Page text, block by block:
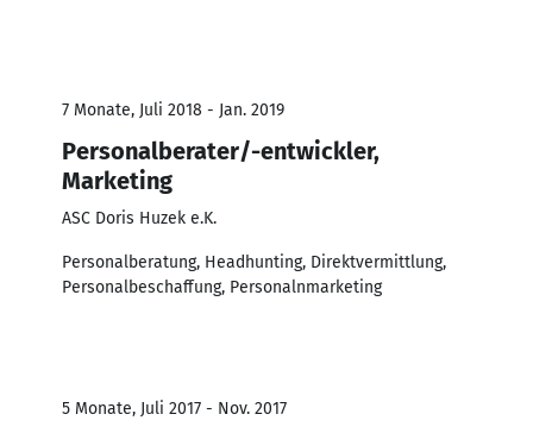
7 Monate, Juli 2018 - Jan. 2019
Personalberater/-entwickler,
Marketing
ASC Doris Huzek e.K.
Personalberatung, Headhunting, Direktvermittlung,
Personalbeschaffung, Personalnmarketing
5 Monate, Juli 2017 - Nov. 2017